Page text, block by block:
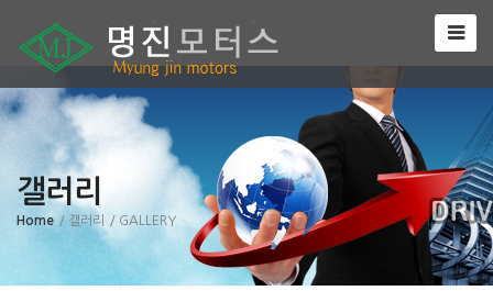
갤러리
Home / 갤러리 / GALLERY
Sketchbook5, 스케치북5
Sketchbook5, 스케치북5